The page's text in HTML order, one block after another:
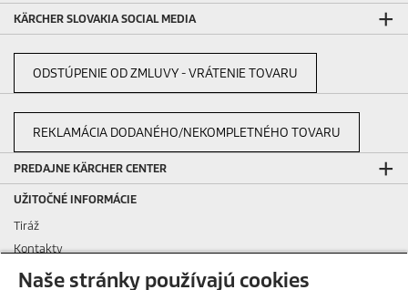
KÄRCHER SLOVAKIA SOCIAL MEDIA
ODSTÚPENIE OD ZMLUVY - VRÁTENIE TOVARU
REKLAMÁCIA DODANÉHO/NEKOMPLETNÉHO TOVARU
PREDAJNE KÄRCHER CENTER
UŽITOČNÉ INFORMÁCIE
Tiráž
Kontakty
Podávanie oznámení
Naše stránky používajú cookies